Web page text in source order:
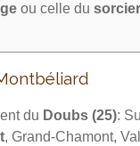
ou celle du sorcier
du Doubs (25):
, Grand-Chamont,